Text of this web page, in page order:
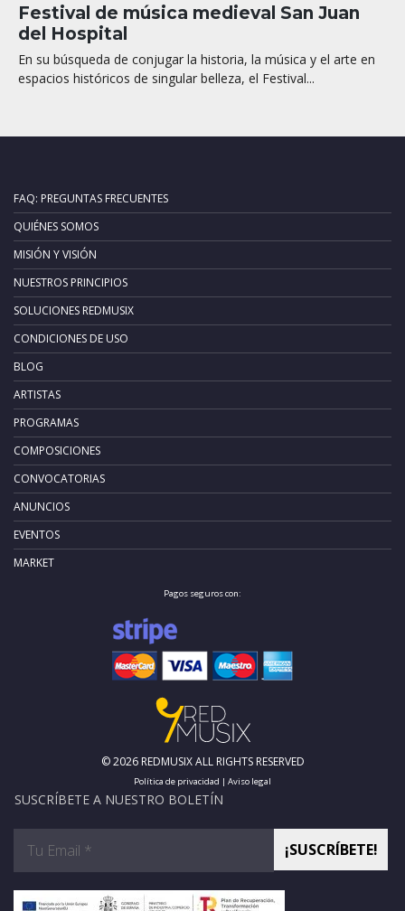
Festival de música medieval San Juan
del Hospital
En su búsqueda de conjugar la historia, la música y el arte en
espacios históricos de singular belleza, el Festival...
FAQ: PREGUNTAS FRECUENTES
QUIÉNES SOMOS
MISIÓN Y VISIÓN
NUESTROS PRINCIPIOS
SOLUCIONES REDMUSIX
CONDICIONES DE USO
BLOG
ARTISTAS
PROGRAMAS
COMPOSICIONES
CONVOCATORIAS
ANUNCIOS
EVENTOS
MARKET
Pagos seguros con:
© 2026 REDMUSIX ALL RIGHTS RESERVED
Política de privacidad | Aviso legal
SUSCRÍBETE A NUESTRO BOLETÍN